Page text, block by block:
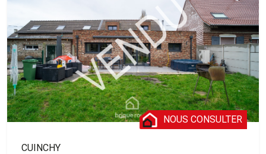
NOUS CONSULTER
CUINCHY